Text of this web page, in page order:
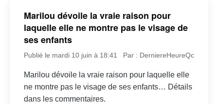
Marilou dévoile la vraie raison pour
laquelle elle ne montre pas le visage de
ses enfants
Publié le mardi 10 juin à 18:41 Par : DerniereHeureQc
Marilou dévoile la vraie raison pour laquelle elle
ne montre pas le visage de ses enfants… Détails
dans les commentaires.